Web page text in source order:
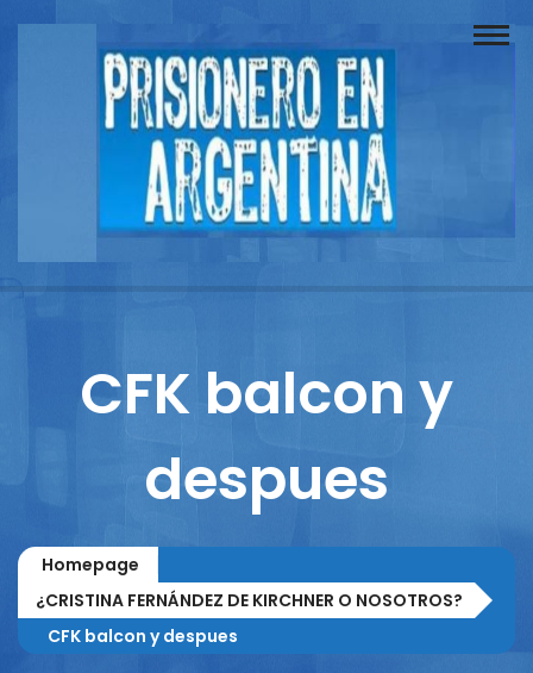
Buscador
Documentos
ReportajesCFK balcon y
despues
Homepage
¿CRISTINA FERNÁNDEZ DE KIRCHNER O NOSOTROS?
CFK balcon y despues